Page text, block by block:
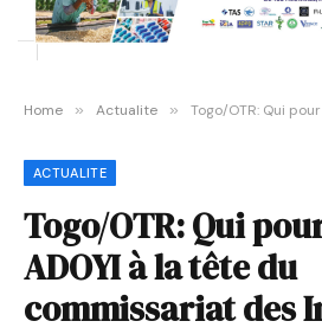
Home » Actualite » Togo/OTR: Qui pour remplacer
ACTUALITE
Togo/OTR: Qui
ADOYI à la tête du
commissariat des